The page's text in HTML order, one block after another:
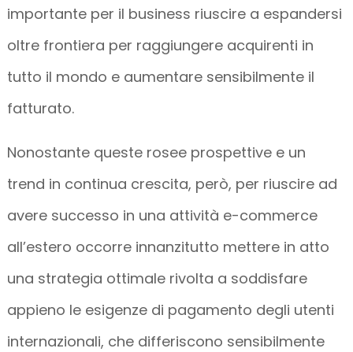
importante per il business riuscire a espandersi
oltre frontiera per raggiungere acquirenti in
tutto il mondo e aumentare sensibilmente il
fatturato.
Nonostante queste rosee prospettive e un
trend in continua crescita, però, per riuscire ad
avere successo in una attività e-commerce
all’estero occorre innanzitutto mettere in atto
una strategia ottimale rivolta a soddisfare
appieno le esigenze di pagamento degli utenti
internazionali, che differiscono sensibilmente